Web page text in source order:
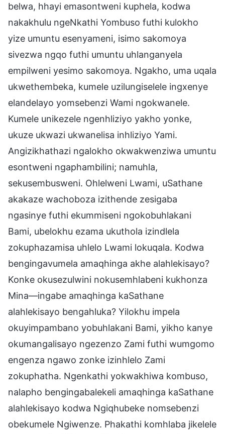
belwa, hhayi emasontweni kuphela, kodwa
nakakhulu ngeNkathi Yombuso futhi kulokho
yize umuntu esenyameni, isimo sakomoya
sivezwa ngqo futhi umuntu uhlanganyela
empilweni yesimo sakomoya. Ngakho, uma uqala
ukwethembeka, kumele uzilungiselele ingxenye
elandelayo yomsebenzi Wami ngokwanele.
Kumele unikezele ngenhliziyo yakho yonke,
ukuze ukwazi ukwanelisa inhliziyo Yami.
Angizikhathazi ngalokho okwakwenziwa umuntu
esontweni ngaphambilini; namuhla,
sekusembusweni. Ohlelweni Lwami, uSathane
akakaze wachoboza izithende zesigaba
ngasinye futhi ekummiseni ngokobuhlakani
Bami, ubelokhu ezama ukuthola izindlela
zokuphazamisa uhlelo Lwami lokuqala. Kodwa
bengingavumela amaqhinga akhe alahlekisayo?
Konke okusezulwini nokusemhlabeni kukhonza
Mina—ingabe amaqhinga kaSathane
alahlekisayo bengahluka? Yilokhu impela
okuyimpambano yobuhlakani Bami, yikho kanye
okumangalisayo ngezenzo Zami futhi wumgomo
engenza ngawo zonke izinhlelo Zami
zokuphatha. Ngenkathi yokwakhiwa kombuso,
nalapho bengingabalekeli amaqhinga kaSathane
alahlekisayo kodwa Ngiqhubeke nomsebenzi
obekumele Ngiwenze. Phakathi komhlaba jikelele